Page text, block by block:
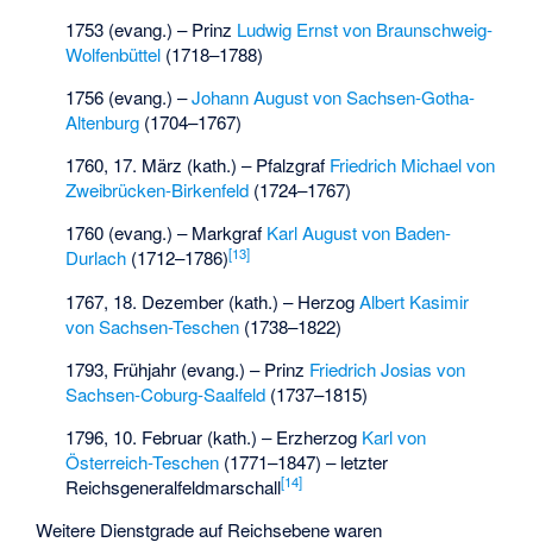
1753 (evang.) – Prinz Ludwig Ernst von Braunschweig-
Wolfenbüttel(1718–1788)
1756 (evang.) –Johann August von Sachsen-Gotha-
Altenburg(1704–1767)
1760, 17. März (kath.) – Pfalzgraf Friedrich Michael von
Zweibrücken-Birkenfeld(1724–1767)
1760 (evang.) – Markgraf Karl August von Baden-
Durlach(1712–1786)[13]
1767, 18. Dezember (kath.) – HerzogAlbert Kasimir
von Sachsen-Teschen(1738–1822)
1793, Frühjahr (evang.) – Prinz Friedrich Josias von
Sachsen-Coburg-Saalfeld(1737–1815)
1796, 10. Februar (kath.) – Erzherzog Karl von
Österreich-Teschen(1771–1847) – letzter
Reichsgeneralfeldmarschall[14]
Weitere Dienstgrade auf Reichsebene waren